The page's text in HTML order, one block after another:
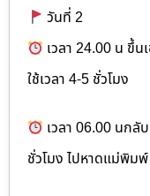
วันที่ 2
เวลา 24.00 น ขึ้
ใช้เวลา 4-5 ชั่วโมง
เวลา 06.00 นกลั
ชั่วโมง ไปหาดแม่พิมพ์